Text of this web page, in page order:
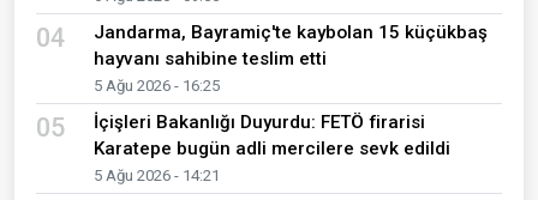
04
Jandarma, Bayramiç'te kaybolan 15 küçükbaş
hayvanı sahibine teslim etti
5 Ağu 2026 - 16:25
05
İçişleri Bakanlığı Duyurdu: FETÖ firarisi
Karatepe bugün adli mercilere sevk edildi
5 Ağu 2026 - 14:21